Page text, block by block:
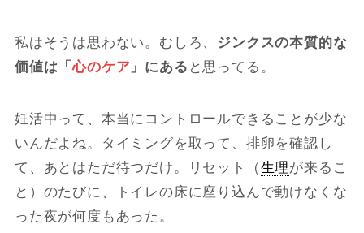
私はそうは思わない。むしろ、 ジンクスの本質的な
価値は「心のケア 」にある と思ってる。
妊活中って、本当にコントロールできることが少な
いんだよね。タイミングを取って、排卵を確認し
て、あとはただ待つだけ。リセット（生理が来るこ
と）のたびに、トイレの床に座り込んで動けなくな
った夜が何度もあった。